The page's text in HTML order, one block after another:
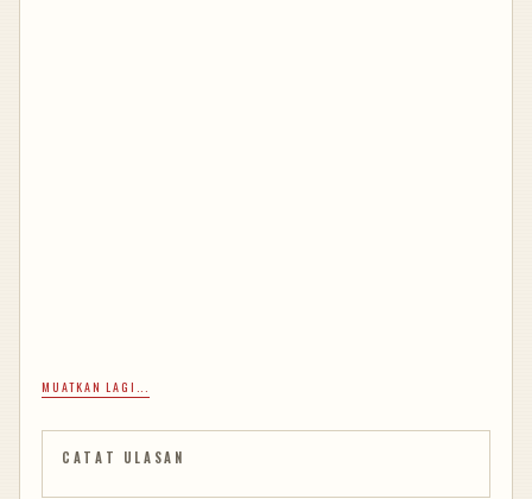
MUATKAN LAGI...
CATAT ULASAN